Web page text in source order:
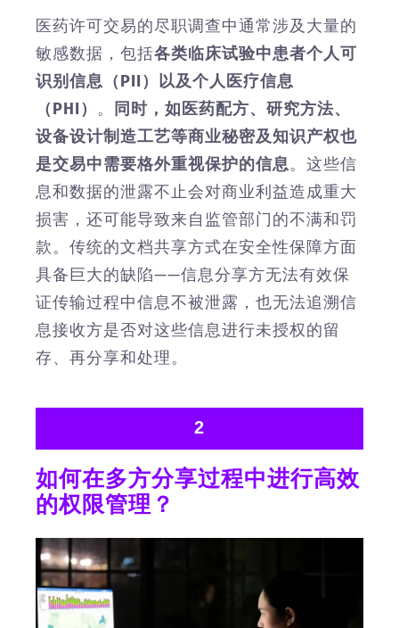
医药许可交易的尽职调查中通常涉及大量的
敏感数据，包括各类临床试验中患者个人可
识别信息（PII）以及个人医疗信息
（PHI） 。 同时， 如医药配方、研究方法、
设备设计制造工艺等商业秘密及知识产权也
是交易中需要格外重视保护的信息。这些信
息和数据的泄露不止会对商业利益造成重大
损害，还可能导致来自监管部门的不满和罚
款。传统的文档共享方式在安全性保障方面
具备巨大的缺陷——信息分享方无法有效保
证传输过程中信息不被泄露，也无法追溯信
息接收方是否对这些信息进行未授权的留
存、再分享和处理。
2
如何在多方分享过程中进行高效
的权限管理？